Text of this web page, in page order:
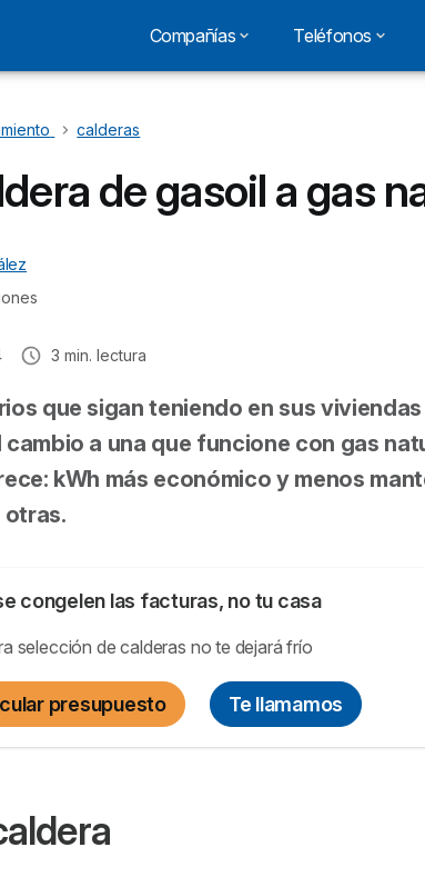
Compañías Teléfonos
…
calderas
de gasoil a gas
3 min. lectura
que sigan teniendo en sus
a una que funcione con gas
kWh más económico y menos
otras.
congelen las facturas, no tu casa
selección de calderas no te dejará frío
presupuesto Te llamamos